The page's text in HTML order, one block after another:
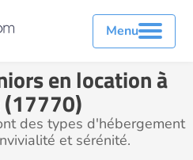
Menu
en location à
(17770)
des types d'hébergement
et sérénité.